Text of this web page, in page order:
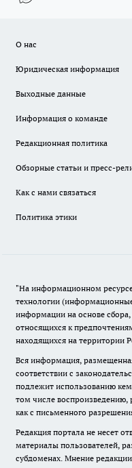
О нас
Юридическая информация
Выходные данные
Информация о команде
Редакционная политика
Обзорные статьи и пресс-
Как с нами связаться
Политика этики
"На информационном
технологии
информации на основе
относящихся к
находящихся на территории
Вся информация,
соответствии с
подлежит использованию
том числе воспроизведению,
как с письменного
Редакция портала не несет
материалы пользователей,
субдоменах. Мнение